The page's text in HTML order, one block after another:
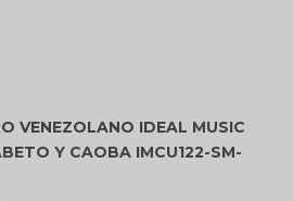
VENEZOLANO IDEAL MUSIC
Y CAOBA IMCU122-SM-